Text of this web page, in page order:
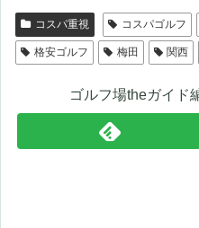
コスパ重視 コスパゴルフ
格安ゴルフ 梅田 関西
ゴルフ場theガイド